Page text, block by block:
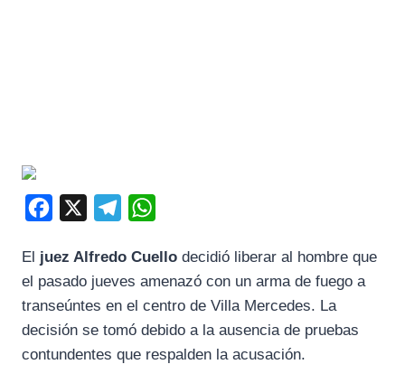
c
e
b
l
e
g
a
t
s
El juez Alfredo Cuello decidió liberar al hombre que
el pasado jueves amenazó con un arma de fuego a
transeúntes en el centro de Villa Mercedes. La
decisión se tomó debido a la ausencia de pruebas
contundentes que respalden la acusación.